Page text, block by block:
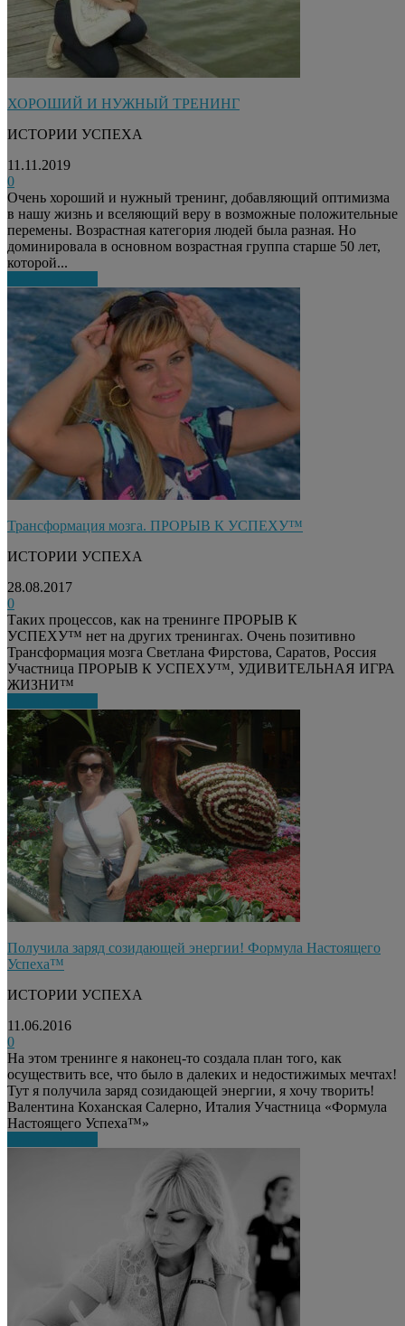
ХОРОШИЙ И НУЖНЫЙ ТРЕНИНГ
ИСТОРИИ УСПЕХА
11.11.2019
0
Очень хороший и нужный тренинг, добавляющий оптимизма
в нашу жизнь и вселяющий веру в возможные положительные
перемены. Возрастная категория людей была разная. Но
доминировала в основном возрастная группа старше 50 лет,
которой...
Трансформация мозга. ПРОРЫВ К УСПЕХУ™
ИСТОРИИ УСПЕХА
28.08.2017
0
Таких процессов, как на тренинге ПРОРЫВ К
УСПЕХУ™ нет на других тренингах. Очень позитивно
Трансформация мозга Светлана Фирстова, Саратов, Россия
Участница ПРОРЫВ К УСПЕХУ™, УДИВИТЕЛЬНАЯ ИГРА
ЖИЗНИ™
Получила заряд созидающей энергии! Формула Настоящего
Успеха™
ИСТОРИИ УСПЕХА
11.06.2016
0
На этом тренинге я наконец-то создала план того, как
осуществить все, что было в далеких и недостижимых мечтах!
Тут я получила заряд созидающей энергии, я хочу творить!
Валентина Коханская Салерно, Италия Участница «Формула
Настоящего Успеха™»